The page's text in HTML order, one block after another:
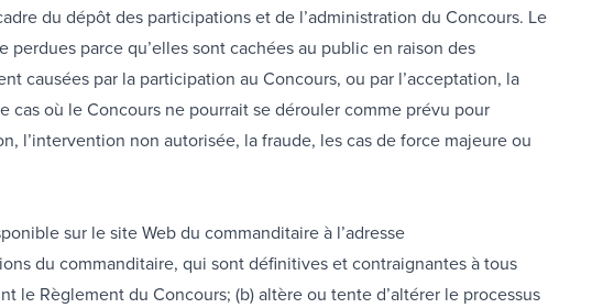
du dépôt des participations et de l’administration du Concours. Le
parce qu’elles sont cachées au public en raison des
causées par la participation au Concours, ou par l’acceptation, la
cas où le Concours ne pourrait se dérouler comme prévu pour
l’intervention non autorisée, la fraude, les cas de force majeure ou
sur le site Web du commanditaire à l’adresse
du commanditaire, qui sont définitives et contraignantes à tous
le Règlement du Concours; (b) altère ou tente d’altérer le processus